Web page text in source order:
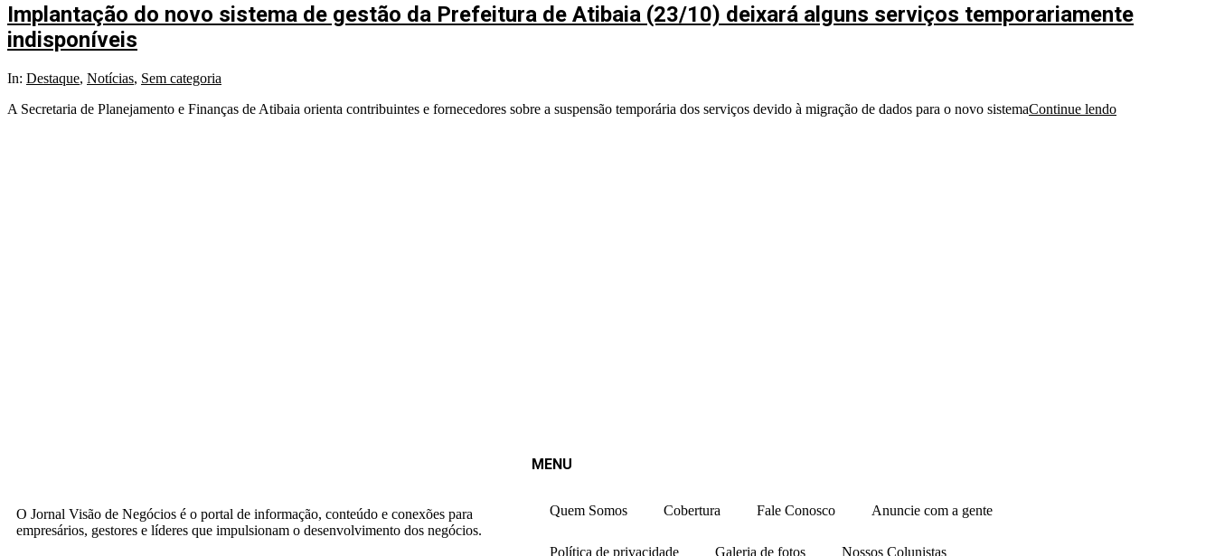
Implantação do novo sistema de gestão da Prefeitura de Atibaia (23/10) deixará alguns serviços temporariamente
indisponíveis
In: Destaque, Notícias, Sem categoria
A Secretaria de Planejamento e Finanças de Atibaia orienta contribuintes e fornecedores sobre a suspensão temporária dos serviços devido à migração de dados para o novo sistemaContinue lendo
O Jornal Visão de Negócios é o portal de informação, conteúdo e conexões para
empresários, gestores e líderes que impulsionam o desenvolvimento dos negócios.
MENU
Quem Somos Cobertura Fale Conosco Anuncie com a gente
Política de privacidade Galeria de fotos Nossos Colunistas